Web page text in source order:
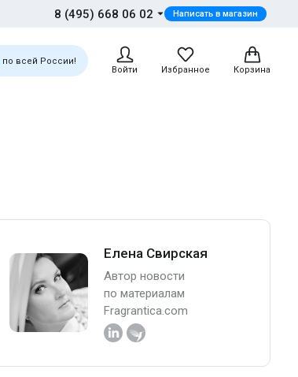
8 (495) 668 06 02 Написать в магазин
по всей России!
Войти
Избранное Корзина
Елена Свирская
Автор новости
по материалам
Fragrantica.com